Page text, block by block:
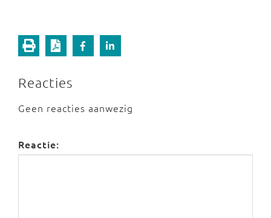
Reacties
Geen reacties aanwezig
Reactie: